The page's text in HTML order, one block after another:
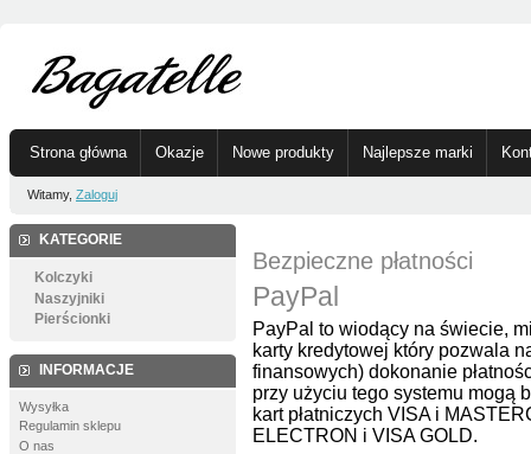
Strona główna Okazje Nowe produkty Najlepsze marki
Witamy, Zaloguj
KATEGORIE
Kolczyki
Naszyjniki
Pierścionki
INFORMACJE
Wysyłka
Regulamin sklepu
O nas
Bezpieczne płatności
PayPal
PayPal to wiodący na świecie,
karty kredytowej który pozwala
finansowych) dokonanie
przy użyciu tego systemu mogą
kart płatniczych VISA i
ELECTRON i VISA GOLD.